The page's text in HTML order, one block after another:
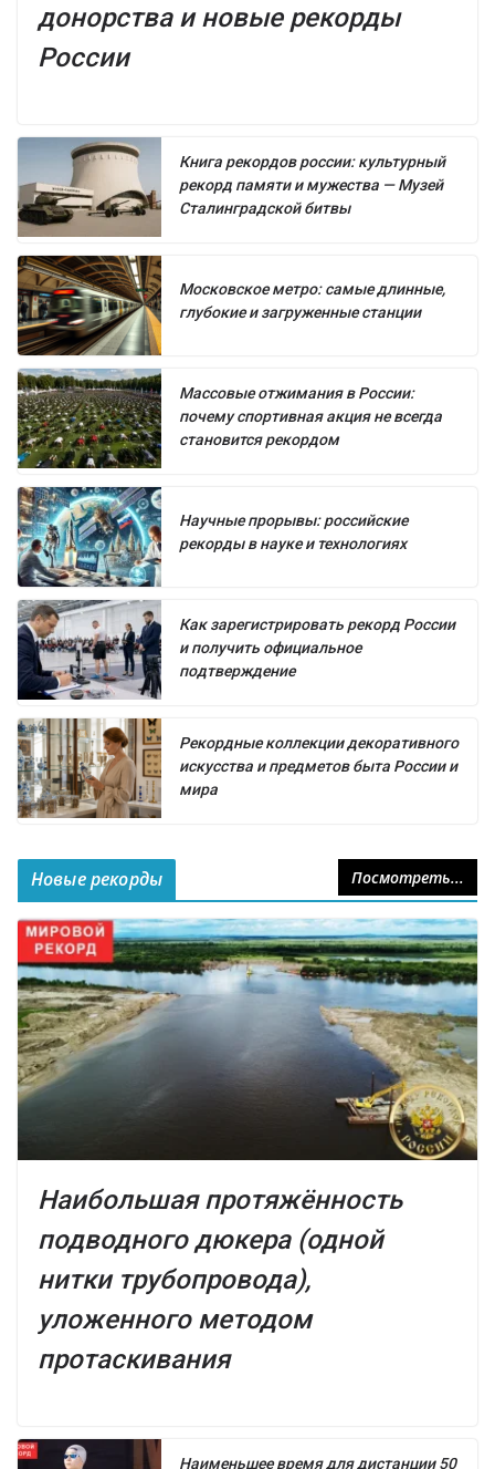
донорства и новые рекорды
России
Книга рекордов россии: культурный
рекорд памяти и мужества — Музей
Сталинградской битвы
Московское метро: самые длинные,
глубокие и загруженные станции
Массовые отжимания в России:
почему спортивная акция не всегда
становится рекордом
Научные прорывы: российские
рекорды в науке и технологиях
Как зарегистрировать рекорд России
и получить официальное
подтверждение
Рекордные коллекции декоративного
искусства и предметов быта России и
мира
Новые рекорды Посмотреть...
Наибольшая протяжённость
подводного дюкера (одной
нитки трубопровода),
уложенного методом
протаскивания
Наименьшее время для дистанции 50